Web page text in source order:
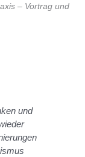
– Vortrag und
und